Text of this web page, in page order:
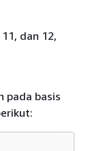
dan 12,
pada basis